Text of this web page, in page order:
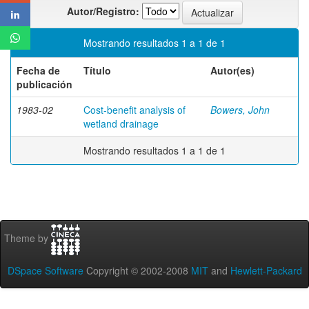
Autor/Registro:
Mostrando resultados 1 a 1 de 1
Fecha de
publicación
Título Autor(es)
1983-02
Cost-benefit analysis of
wetland drainage
Bowers, John
Mostrando resultados 1 a 1 de 1
Theme by
DSpace Software Copyright © 2002-2008 MIT and Hewlett-Packard